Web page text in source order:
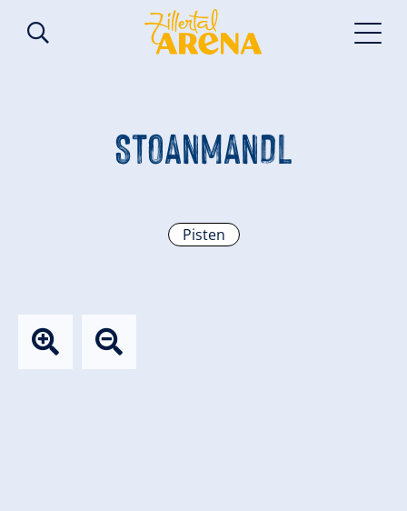
STOANMANDL
Pisten